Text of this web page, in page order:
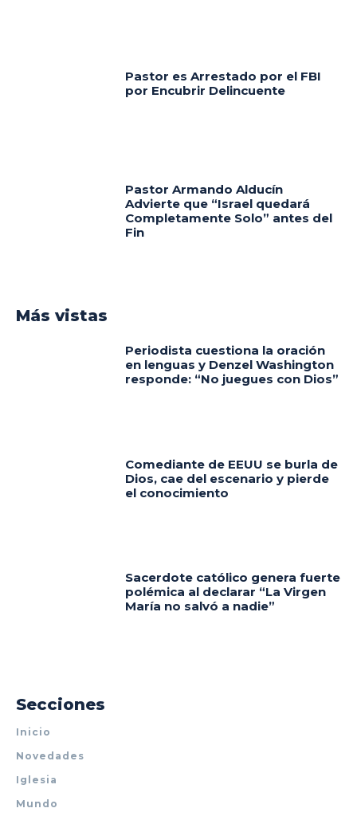
Pastor es Arrestado por el FBI
por Encubrir Delincuente
Pastor Armando Alducín
Advierte que “Israel quedará
Completamente Solo” antes del
Fin
Más vistas
Periodista cuestiona la oración
en lenguas y Denzel Washington
responde: “No juegues con Dios”
Comediante de EEUU se burla de
Dios, cae del escenario y pierde
el conocimiento
Sacerdote católico genera fuerte
polémica al declarar “La Virgen
María no salvó a nadie”
Secciones
Inicio
Novedades
Iglesia
Mundo